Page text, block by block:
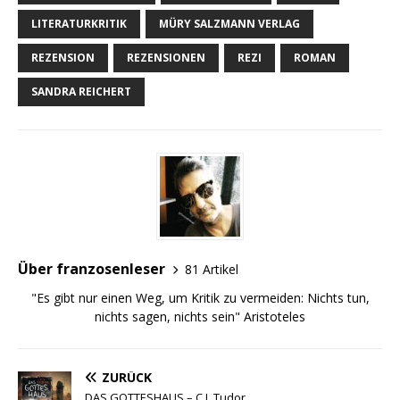
LITERATURKRITIK MÜRY SALZMANN VERLAG
REZENSION REZENSIONEN REZI ROMAN
SANDRA REICHERT
Über franzosenleser
81 Artikel
"Es gibt nur einen Weg, um Kritik zu vermeiden: Nichts tun,
nichts sagen, nichts sein" Aristoteles
ZURÜCK